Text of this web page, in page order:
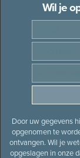
Wil je
Door uw gegevens
opgenomen te
ontvangen. Wil je
opgeslagen in onze